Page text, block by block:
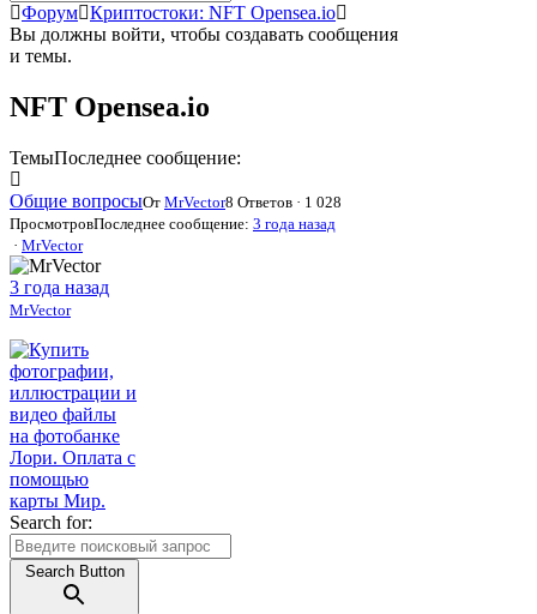
Форум
breadcrumbs
-
здесь:
Форум Криптостоки: NFT Opensea.io
Вы должны войти, чтобы создавать сообщения
и темы.
NFT Opensea.io
ТемыПоследнее сообщение:
Общие вопросыОт MrVector8 Ответов · 1 028
ПросмотровПоследнее сообщение: 3 года назад
· MrVector
3 года назад
MrVector
Search for:
Search Button